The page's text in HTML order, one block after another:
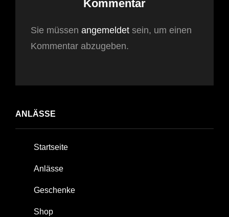
Kommentar
Sie müssen angemeldet sein, um einen
Kommentar abzugeben.
ANLÄSSE
Startseite
Anlässe
Geschenke
Shop